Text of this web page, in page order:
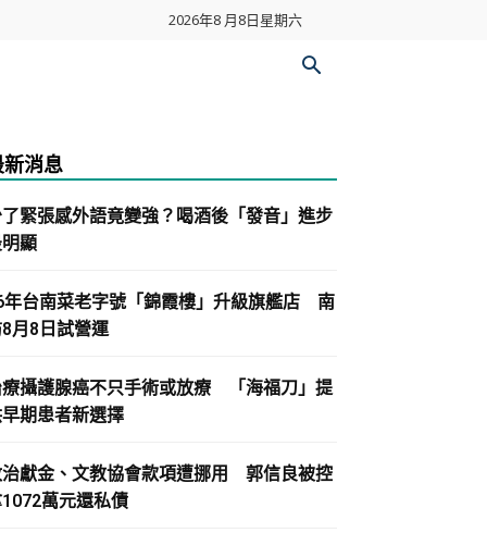
2026年8 月8日星期六
新消息
緊張感外語竟變強？喝酒後「發音」進步
顯
年台南菜老字號「錦霞樓」升級旗艦店 南
月8日試營運
攝護腺癌不只手術或放療 「海福刀」提
期患者新選擇
獻金、文教協會款項遭挪用 郭信良被控
萬元還私債